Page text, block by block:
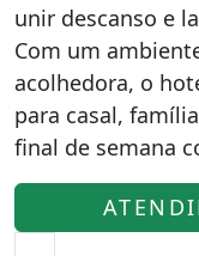
unir descanso e
Com um
acolhedora, o
para casal,
final de semana